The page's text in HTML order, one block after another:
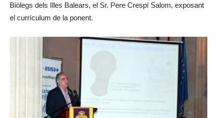
Biòlegs dels Illes Balears, el Sr. Pere Crespí Salom, exposant
el currículum de la ponent.